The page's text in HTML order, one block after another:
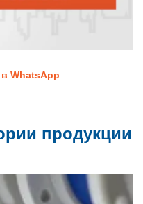
WhatsApp
продукции